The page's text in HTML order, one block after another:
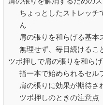
ちょっとしたストレッチ
ん
肩の張りを和らげる基本
無理せず、毎日続けるこ
ツボ押しで肩の張りを和ら
指一本で始められるセル
肩の張りに効果が期待さ
ツボ押しのときの注意点